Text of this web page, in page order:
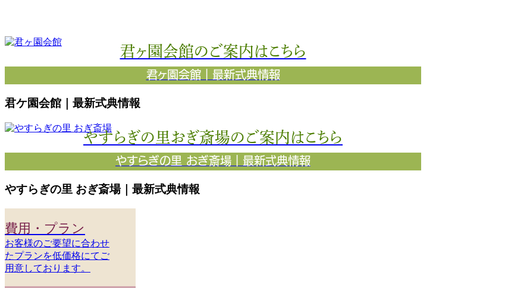
君ヶ園会館のご案内はこちら
君ヶ園会館｜最新式典情報
君ケ園会館｜最新式典情報
やすらぎの里おぎ斎場のご案内はこちら
やすらぎの里 おぎ斎場｜最新式典情報
やすらぎの里 おぎ斎場｜最新式典情報
費用・プラン
お客様のご要望に合わせ
たプランを低価格にてご
用意しております。